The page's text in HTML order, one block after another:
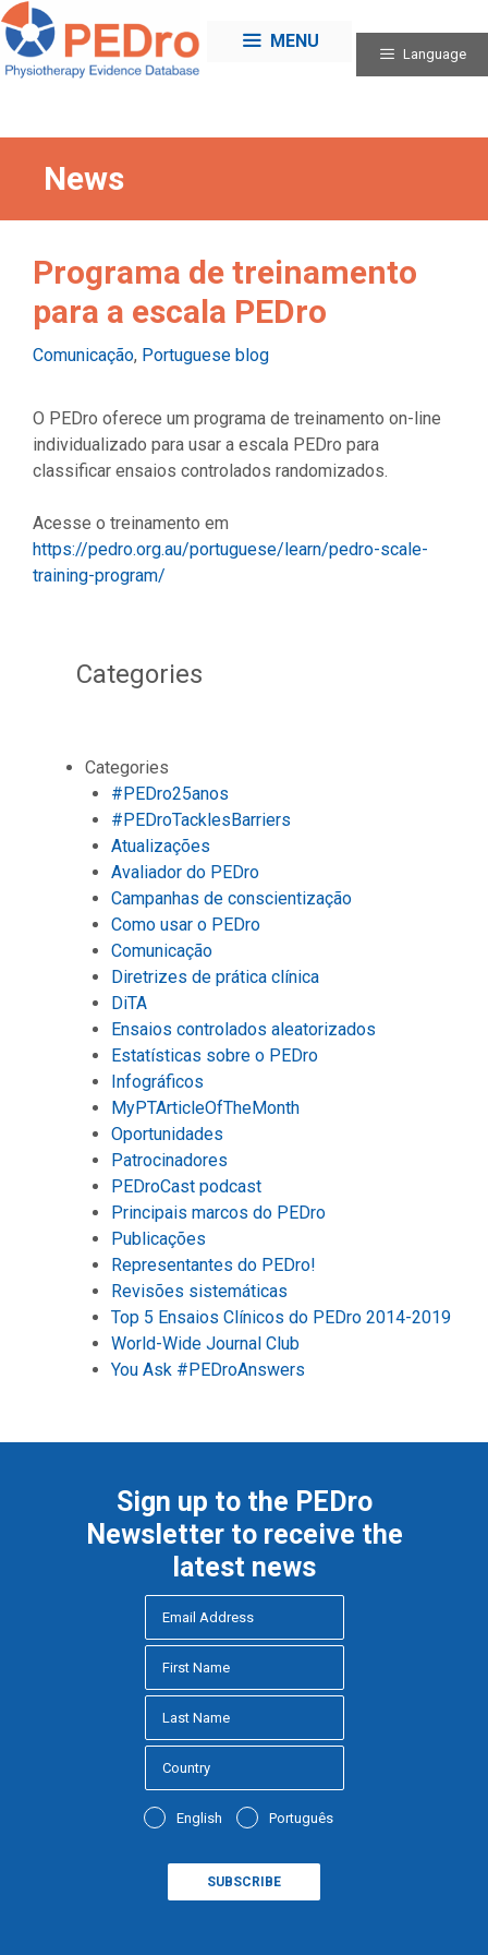
Skip
to
content
MENU
Language
News
Programa de treinamento
para a escala PEDro
Categories
Comunicação, Portuguese blog
O PEDro oferece um programa de treinamento on-line
individualizado para usar a escala PEDro para
classificar ensaios controlados randomizados.
Acesse o treinamento em
https://pedro.org.au/portuguese/learn/pedro-scale-
training-program/
Categories
Categories
#PEDro25anos
#PEDroTacklesBarriers
Atualizações
Avaliador do PEDro
Campanhas de conscientização
Como usar o PEDro
Comunicação
Diretrizes de prática clínica
DiTA
Ensaios controlados aleatorizados
Estatísticas sobre o PEDro
Infográficos
MyPTArticleOfTheMonth
Oportunidades
Patrocinadores
PEDroCast podcast
Principais marcos do PEDro
Publicações
Representantes do PEDro!
Revisões sistemáticas
Top 5 Ensaios Clínicos do PEDro 2014-2019
World-Wide Journal Club
You Ask #PEDroAnswers
Sign up to the PEDro
Newsletter to receive the
latest news
English Português